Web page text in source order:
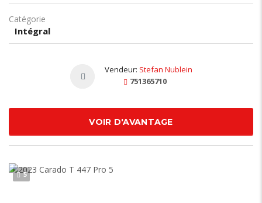
Catégorie
Intégral
Vendeur: Stefan Nublein
751365710
VOIR D'AVANTAGE
5